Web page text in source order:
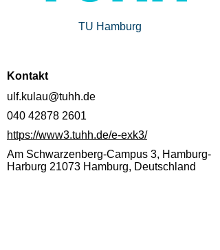
TU Hamburg
Kontakt
ulf.kulau@tuhh.de
040 42878 2601
https://www3.tuhh.de/e-exk3/
Am Schwarzenberg-Campus 3, Hamburg-
Harburg 21073 Hamburg, Deutschland